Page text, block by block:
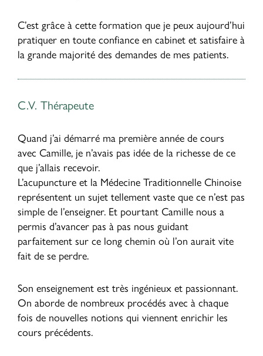
C’est grâce à cette formation que je peux aujourd’hui
pratiquer en toute confiance en cabinet et satisfaire à
la grande majorité des demandes de mes patients.
C.V. Thérapeute
Quand j’ai démarré ma première année de cours
avec Camille, je n’avais pas idée de la richesse de ce
que j’allais recevoir.
L’acupuncture et la Médecine Traditionnelle Chinoise
représentent un sujet tellement vaste que ce n’est pas
simple de l’enseigner. Et pourtant Camille nous a
permis d’avancer pas à pas nous guidant
parfaitement sur ce long chemin où l’on aurait vite
fait de se perdre.
Son enseignement est très ingénieux et passionnant.
On aborde de nombreux procédés avec à chaque
fois de nouvelles notions qui viennent enrichir les
cours précédents.